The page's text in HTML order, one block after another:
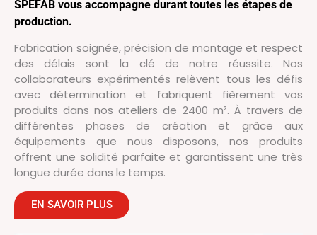
SPEFAB vous accompagne durant toutes les étapes de
production.
Fabrication soignée, précision de montage et respect
des délais sont la clé de notre réussite. Nos
collaborateurs expérimentés relèvent tous les défis
avec détermination et fabriquent fièrement vos
produits dans nos ateliers de 2400 m². À travers de
différentes phases de création et grâce aux
équipements que nous disposons, nos produits
offrent une solidité parfaite et garantissent une très
longue durée dans le temps.
EN SAVOIR PLUS